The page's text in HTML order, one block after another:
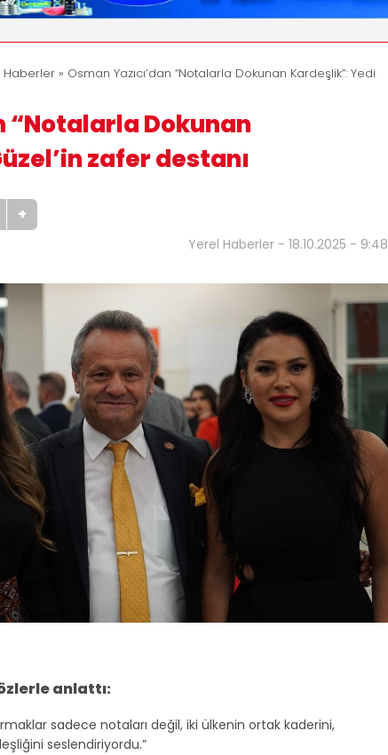
Haberler » Osman Yazıcı’dan “Notalarla Dokunan Kardeşlik”: Yedi
“Notalarla Dokunan
zafer destanı
+
Yerel Haberler - 18.10.2025 - 9:48
anlattı:
sadece notaları değil, iki ülkenin ortak kaderini,
seslendiriyordu.”